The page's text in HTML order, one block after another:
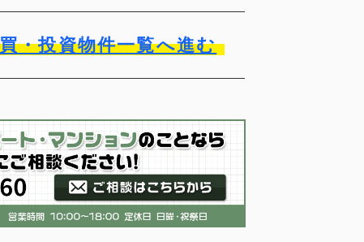
・投資物件一覧へ進む